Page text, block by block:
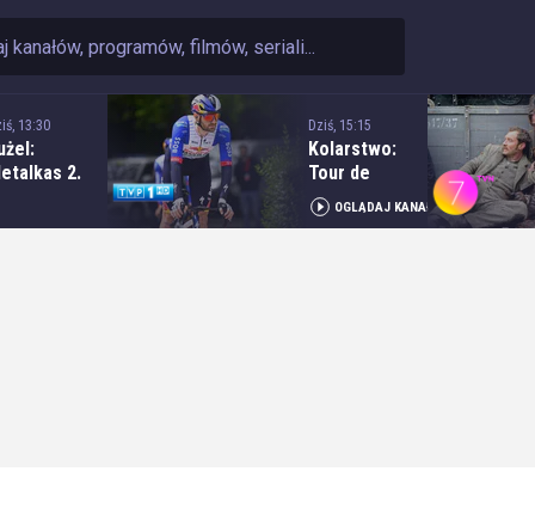
13:30
2.
Dziś, 15:15
Kolarstwo:
Tour de
Pologne - 6.
etap:
OGLĄDAJ KANAŁ